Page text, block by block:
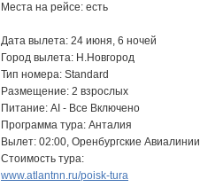
Места на рейсе: есть
Дата вылета: 24 июня, 6 ночей
Город вылета: Н.Новгород
Тип номера: Standard
Размещение: 2 взрослых
Питание: AI - Все Включено
Программа тура: Анталия
Вылет: 02:00, Оренбургские Авиалинии
Стоимость тура:
www.atlantnn.ru/poisk-tura